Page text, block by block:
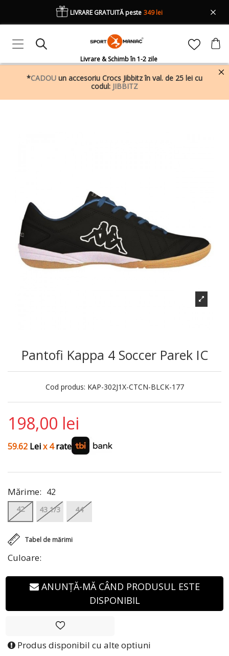
Livrare & Schimb în 1-2 zile
LIVRARE GRATUITĂ peste 349 lei
*CADOU un accesoriu Crocs Jibbitz în val. de 25 lei cu
codul: JIBBITZ
Pantofi Kappa 4 Soccer Parek IC
Cod produs: KAP-302J1X-CTCN-BLCK-177
198,00 lei
59.62 Leix 4rate
Culoare:
Tabel de mărimi
Mărime: 42
42 43 1/3 44
ANUNȚĂ-MĂ CÂND PRODUSUL ESTE
DISPONIBIL
Produs disponibil cu alte optiuni